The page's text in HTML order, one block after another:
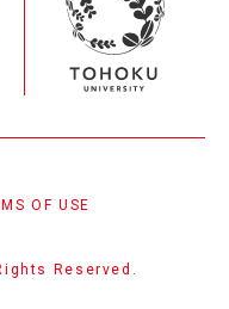
OF USE
Reserved.